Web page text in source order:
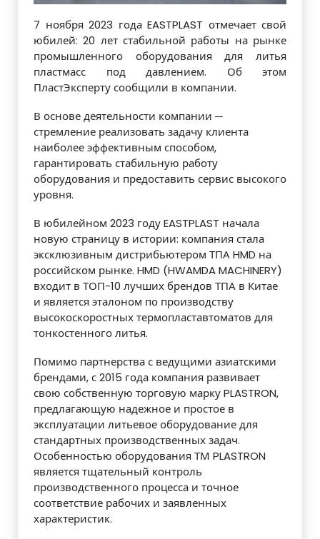
7 ноября 2023 года EASTPLAST отмечает свой
юбилей: 20 лет стабильной работы на рынке
промышленного оборудования для литья
пластмасс под давлением. Об этом
ПластЭксперту сообщили в компании.
В основе деятельности компании ─
стремление реализовать задачу клиента
наиболее эффективным способом,
гарантировать стабильную работу
оборудования и предоставить сервис высокого
уровня.
В юбилейном 2023 году EASTPLAST начала
новую страницу в истории: компания стала
эксклюзивным дистрибьютером ТПА HMD на
российском рынке. HMD (HWAMDA MACHINERY)
входит в ТОП-10 лучших брендов ТПА в Китае
и является эталоном по производству
высокоскоростных термопластавтоматов для
тонкостенного литья.
Помимо партнерства с ведущими азиатскими
брендами, с 2015 года компания развивает
свою собственную торговую марку PLASTRON,
предлагающую надежное и простое в
эксплуатации литьевое оборудование для
стандартных производственных задач.
Особенностью оборудования ТМ PLASTRON
является тщательный контроль
производственного процесса и точное
соответствие рабочих и заявленных
характеристик.